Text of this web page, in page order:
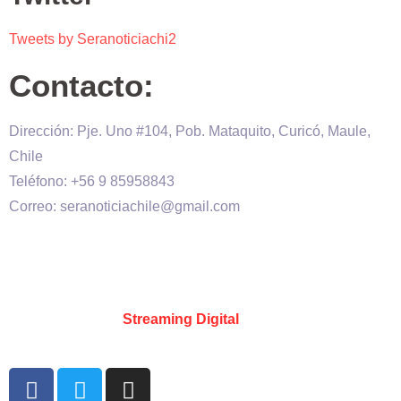
Tweets by Seranoticiachi2
Contacto:
Dirección: Pje. Uno #104, Pob. Mataquito, Curicó, Maule,
Chile
Teléfono: +56 9 85958843
Correo: seranoticiachile@gmail.com
Streaming Digital